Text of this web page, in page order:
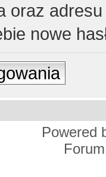
oraz
nowe
Powered